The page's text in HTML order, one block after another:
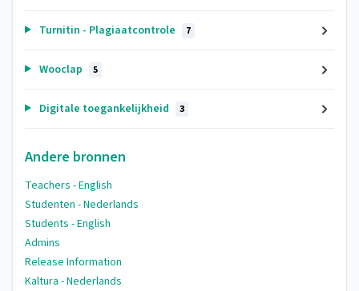
Turnitin - Plagiaatcontrole 7
Wooclap 5
Digitale toegankelijkheid 3
Andere bronnen
Teachers - English
Studenten - Nederlands
Students - English
Admins
Release Information
Kaltura - Nederlands